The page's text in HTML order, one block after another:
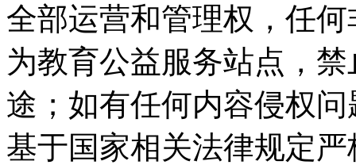
全部运营和管理权，任
为教育公益服务站点，
途；如有任何内容侵权
基于国家相关法律规定